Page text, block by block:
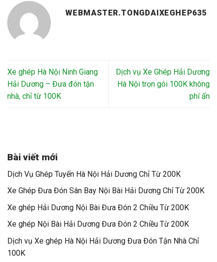
WEBMASTER.TONGDAIXEGHEP635
Xe ghép Hà Nội Ninh Giang
Hải Dương – Đưa đón tận
nhà, chỉ từ 100K
Dịch vụ Xe Ghép Hải Dương
Hà Nội trọn gói 100K không
phí ẩn
Bài viết mới
Dịch Vụ Ghép Tuyến Hà Nội Hải Dương Chỉ Từ 200K
Xe Ghép Đưa Đón Sân Bay Nội Bài Hải Dương Chỉ Từ 200K
Xe ghép Hải Dương Nội Bài Đưa Đón 2 Chiều Từ 200K
Xe ghép Nội Bài Hải Dương Đưa Đón 2 Chiều Từ 200K
Dịch vụ Xe ghép Hà Nội Hải Dương Đưa Đón Tận Nhà Chỉ
100K